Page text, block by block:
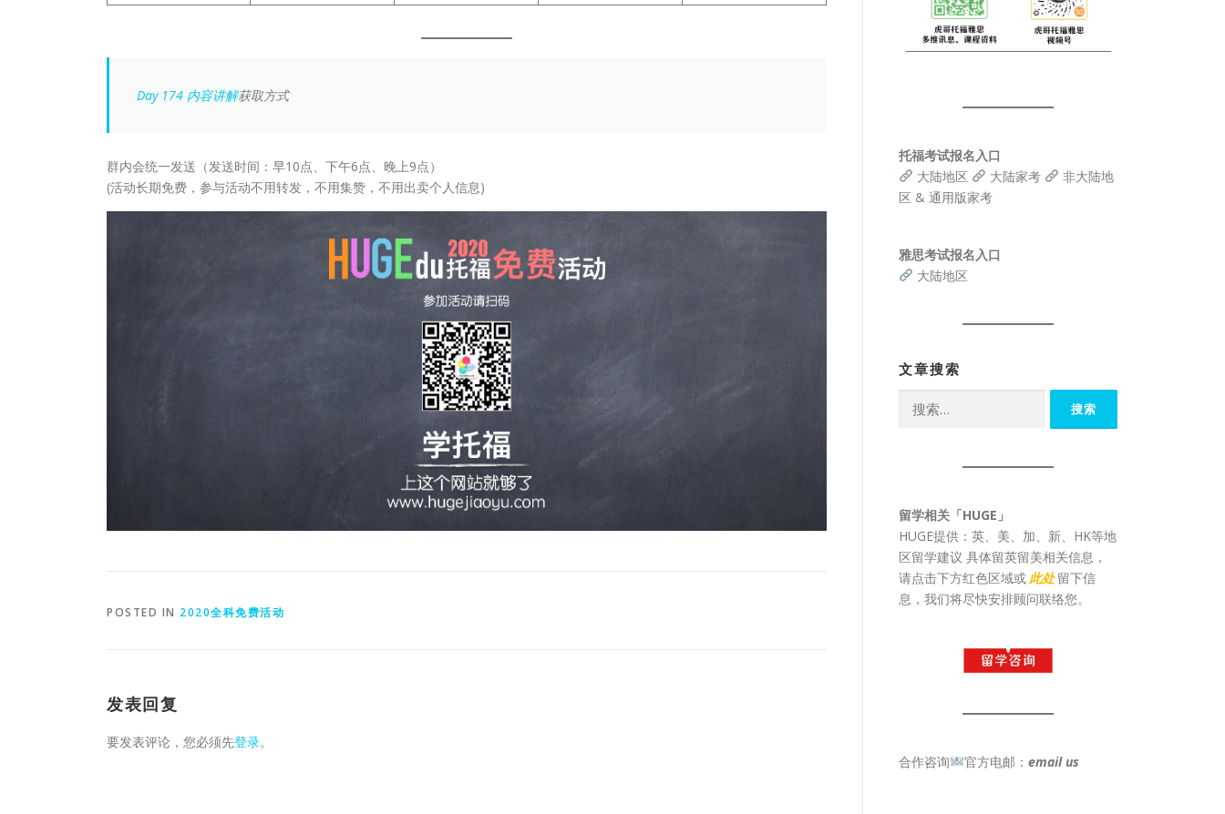
Day 174 内容讲解获取方式
群内会统一发送（发送时间：早10点、下午6点、晚上9点）
(活动长期免费，参与活动不用转发，不用集赞，不用出卖个人信息)
POSTED IN 2020全科免费活动
发表回复
要发表评论，您必须先登录。
托福考试报名入口
大陆地区
大陆家考
非大陆地
区 & 通用版家考
雅思考试报名入口
大陆地区
文章搜索
索：
留学相关「HUGE」
HUGE提供：英、美、加、新、HK等地
区留学建议 具体留英留美相关信息，
请点击下方红色区域或此处 留下信
息，我们将尽快安排顾问联络您。
合作咨询 官方电邮： email us